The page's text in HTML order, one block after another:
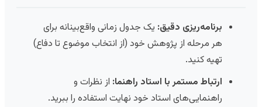
برنامه‌ریزی دقیق: یک جدول زمانی واقع‌بینانه برای
هر مرحله از پژوهش خود (از انتخاب موضوع تا دفاع)
تهیه کنید.
ارتباط مستمر با استاد راهنما: از نظرات و
راهنمایی‌های استاد خود نهایت استفاده را ببرید.